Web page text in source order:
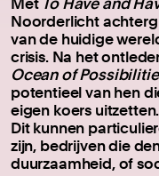
Noorderlicht
van de huidige
crisis. Na het
Ocean of
potentieel van hen
eigen koers uitzetten.
Dit kunnen
zijn, bedrijven die
duurzaamheid, of